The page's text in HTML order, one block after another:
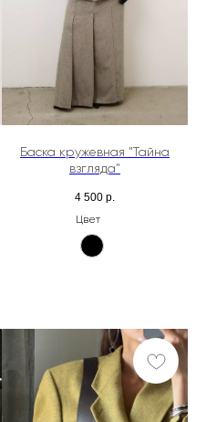
Баска кружевная "Тайна
взгляда"
4 500 р.
Цвет